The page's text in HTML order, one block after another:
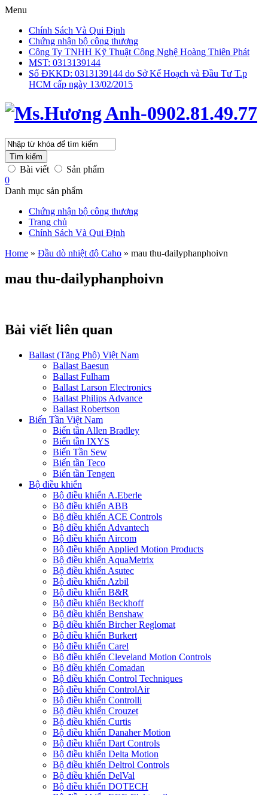
Menu
Chính Sách Và Qui Định
Chứng nhận bộ công thương
Công Ty TNHH Kỹ Thuật Công Nghệ Hoàng Thiên Phát
MST: 0313139144
Số ĐKKD: 0313139144 do Sở Kế Hoạch và Đầu Tư T.p
HCM cấp ngày 13/02/2015
Tìm kiếm
Bài viết
Sản phẩm
0
Danh mục sản phẩm
Chứng nhận bộ công thương
Trang chủ
Chính Sách Và Qui Định
Home » Đầu dò nhiệt độ Caho » mau thu-dailyphanphoivn
mau thu-dailyphanphoivn
Bài viết liên quan
Ballast (Tăng Phô) Việt Nam
Ballast Baesun
Ballast Fulham
Ballast Larson Electronics
Ballast Philips Advance
Ballast Robertson
Biến Tần Việt Nam
Biến tần Allen Bradley
Biến tần IXYS
Biến Tần Sew
Biến tần Teco
Biến tần Tengen
Bộ điều khiển
Bộ điều khiển A.Eberle
Bộ điều khiển ABB
Bộ điều khiển ACE Controls
Bộ điều khiển Advantech
Bộ điều khiển Aircom
Bộ điều khiển Applied Motion Products
Bộ điều khiển AquaMetrix
Bộ điều khiển Asutec
Bộ điều khiển Azbil
Bộ điều khiển B&R
Bộ điều khiển Beckhoff
Bộ điều khiển Benshaw
Bộ điều khiển Bircher Reglomat
Bộ điều khiển Burkert
Bộ điều khiển Carel
Bộ điều khiển Cleveland Motion Controls
Bộ điều khiển Comadan
Bộ điều khiển Control Techniques
Bộ điều khiển ControlAir
Bộ điều khiển Controlli
Bộ điều khiển Crouzet
Bộ điều khiển Curtis
Bộ điều khiển Danaher Motion
Bộ điều khiển Dart Controls
Bộ điều khiển Delta Motion
Bộ điều khiển Deltrol Controls
Bộ điều khiển DelVal
Bộ điều khiển DOTECH